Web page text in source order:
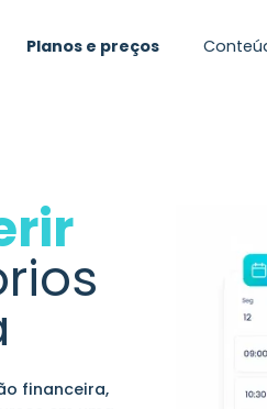
Planos e preços
financeira,